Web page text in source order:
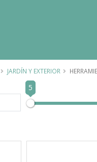
JARDÍN Y EXTERIOR
5